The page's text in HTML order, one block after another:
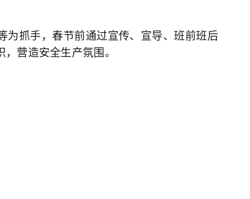
为抓手，春节前通过宣传、宣导、班前班后
营造安全生产氛围。